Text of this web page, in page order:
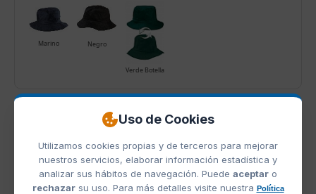
Uso de Cookies
Utilizamos cookies propias y de terceros para mejorar
nuestros servicios, elaborar información estadística y
analizar sus hábitos de navegación. Puede aceptar o
rechazarsu uso. Para más detalles visite nuestra Política
Marino Negro
Verde Botella
OFERTA OFERTA